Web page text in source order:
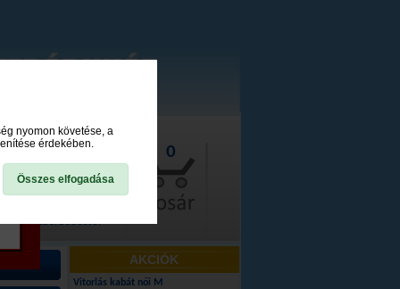
a szerződéstől
0
AKCIÓK
Vitorlás kabát női M
nyomon követése, a
érdekében.
Összes elfogadása